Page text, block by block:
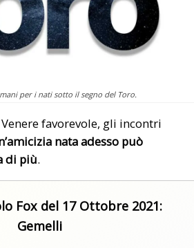
per i nati sotto il segno del Toro.
favorevole, gli incontri
nata adesso può
di più.
Fox del 17 Ottobre 2021:
Gemelli